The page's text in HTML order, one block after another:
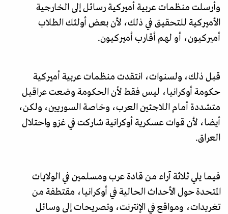
وأرسلت منظمات عربية أميركية رسائل إلى الخارجية
الأميركية للتحقيق في ذلك، لأن بعض أولئك الطلاب
أميركيون، أو لهم أقارب أميركيون.
قبل ذلك، ولسنوات، انتقدت منظمات عربية أميركية
حكومة أوكرانيا، ليس فقط لأن الحكومة وضعت عراقيل
متشددة أمام اللاجئين العرب، وخاصة السوريين، ولكن،
أيضا، لأن قوات عسكرية أوكرانية شاركت في غزو واحتلال
العراق.
فيما يلي ثلاثة آراء من قادة عرب ومسلمين في الولايات
المتحدة حول الأحداث الحالية في أوكرانيا، مقتطفة من
تغريدات، ومواقع في الإنترنت، وتصريحات إلى وسائل